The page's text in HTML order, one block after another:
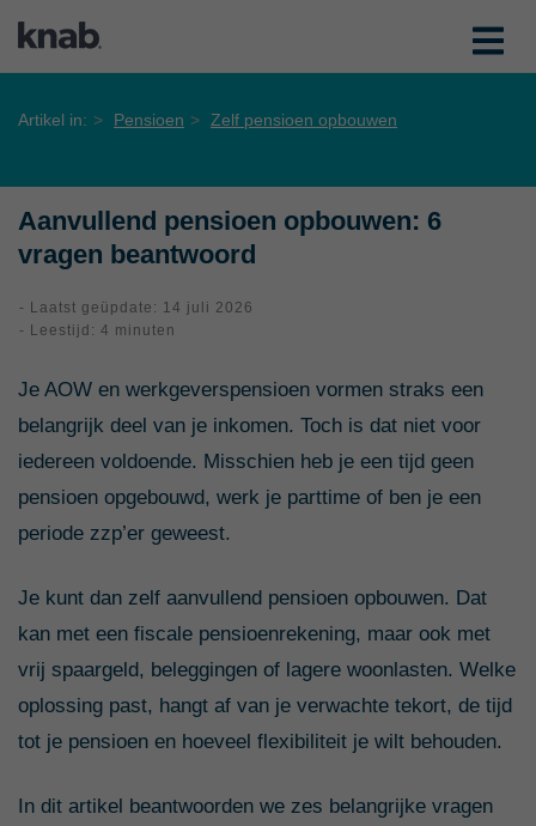
Artikel in: Pensioen Zelf pensioen opbouwen
Aanvullend pensioen opbouwen: 6
vragen beantwoord
- Laatst geüpdate: 14 juli 2026
- Leestijd: 4 minuten
Je AOW en werkgeverspensioen vormen straks een
belangrijk deel van je inkomen. Toch is dat niet voor
iedereen voldoende. Misschien heb je een tijd geen
pensioen opgebouwd, werk je parttime of ben je een
periode zzp’er geweest.
Je kunt dan zelf aanvullend pensioen opbouwen. Dat
kan met een fiscale pensioenrekening, maar ook met
vrij spaargeld, beleggingen of lagere woonlasten. Welke
oplossing past, hangt af van je verwachte tekort, de tijd
tot je pensioen en hoeveel flexibiliteit je wilt behouden.
In dit artikel beantwoorden we zes belangrijke vragen